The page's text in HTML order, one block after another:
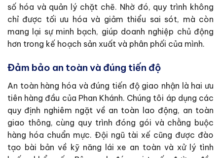
số hóa và quản lý chặt chẽ. Nhờ đó, quy trình không
chỉ được tối ưu hóa và giảm thiểu sai sót, mà còn
mang lại sự minh bạch, giúp doanh nghiệp chủ động
hơn trong kế hoạch sản xuất và phân phối của mình.
Đảm bảo an toàn và đúng tiến độ
An toàn hàng hóa và đúng tiến độ giao nhận là hai ưu
tiên hàng đầu của Phan Khánh. Chúng tôi áp dụng các
quy định nghiêm ngặt về an toàn lao động, an toàn
giao thông, cùng quy trình đóng gói và chằng buộc
hàng hóa chuẩn mực. Đội ngũ tài xế cũng được đào
tạo bài bản về kỹ năng lái xe an toàn và xử lý tình